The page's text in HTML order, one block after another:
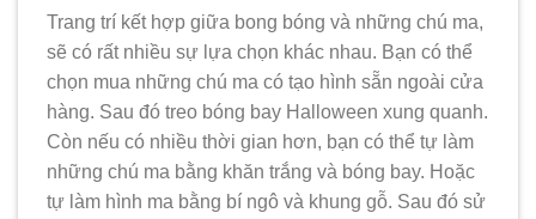
Trang trí kết hợp giữa bong bóng và những chú ma,
sẽ có rất nhiều sự lựa chọn khác nhau. Bạn có thể
chọn mua những chú ma có tạo hình sẵn ngoài cửa
hàng. Sau đó treo bóng bay Halloween xung quanh.
Còn nếu có nhiều thời gian hơn, bạn có thể tự làm
những chú ma bằng khăn trắng và bóng bay. Hoặc
tự làm hình ma bằng bí ngô và khung gỗ. Sau đó sử